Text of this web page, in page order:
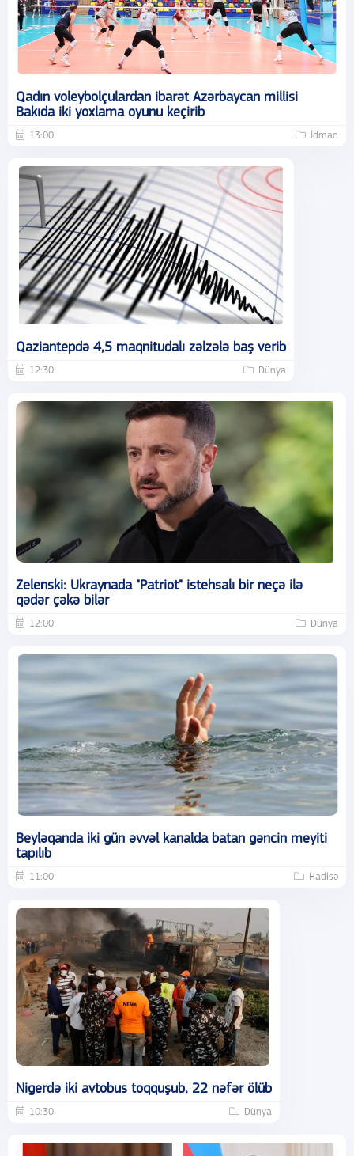
Qadın voleybolçulardan ibarət Azərbaycan millisi
Bakıda iki yoxlama oyunu keçirib
13:00 İdman
Qaziantepdə 4,5 maqnitudalı zəlzələ baş verib
12:30 Dünya
Zelenski: Ukraynada "Patriot" istehsalı bir neçə ilə
qədər çəkə bilər
12:00 Dünya
Beyləqanda iki gün əvvəl kanalda batan gəncin meyiti
tapılıb
11:00 Hadisə
Nigerdə iki avtobus toqquşub, 22 nəfər ölüb
10:30 Dünya